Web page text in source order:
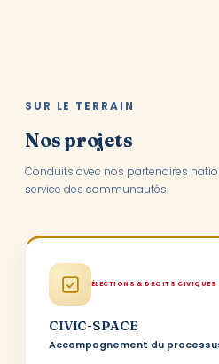
SUR LE TERRAIN
Nos projets
Conduits avec nos partenaires
service des communautés.
ÉLECTIONS & DROITS CIVIQUES
CIVIC-SPACE
Accompagnement du